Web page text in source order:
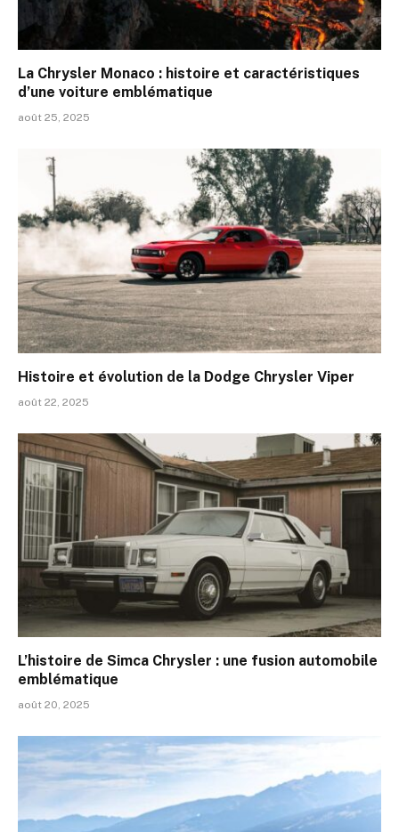
La Chrysler Monaco : histoire et caractéristiques
d’une voiture emblématique
août 25, 2025
Histoire et évolution de la Dodge Chrysler Viper
août 22, 2025
L’histoire de Simca Chrysler : une fusion automobile
emblématique
août 20, 2025